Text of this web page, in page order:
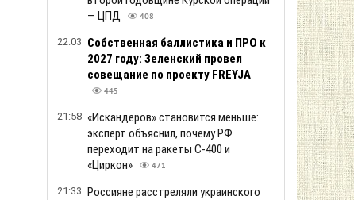
— ЦПД
408
22:03 Собственная баллистика и ПРО к
2027 году: Зеленский провел
совещание по проекту FREYJA
445
21:58 «Искандеров» становится меньше:
эксперт объяснил, почему РФ
переходит на ракеты С-400 и
«Циркон»
471
21:33 Россияне расстреляли украинского